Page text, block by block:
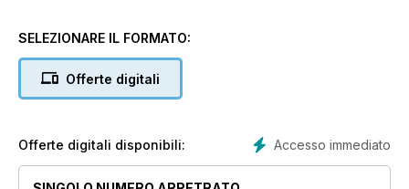
SELEZIONARE IL FORMATO:
Offerte digitali
Accesso immediato
Offerte digitali disponibili: